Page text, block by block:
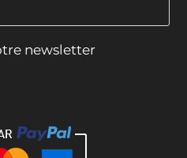
newsletter